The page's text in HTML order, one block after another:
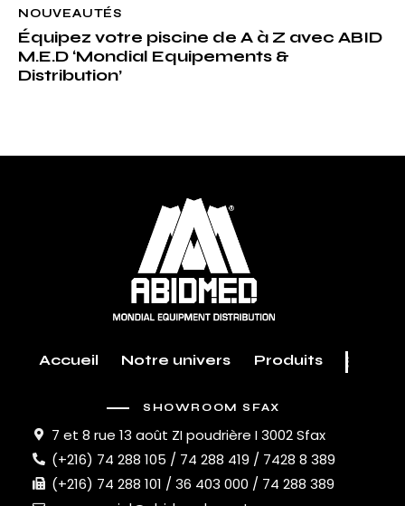
NOUVEAUTÉS
Équipez votre piscine de A à Z avec ABID
M.E.D ‘Mondial Equipements &
Distribution’
Accueil Notre univers Produits
SHOWROOM SFAX
7 et 8 rue 13 août ZI poudrière I 3002 Sfax
(+216) 74 288 105 / 74 288 419 / 7428 8 389
(+216) 74 288 101 / 36 403 000 / 74 288 389